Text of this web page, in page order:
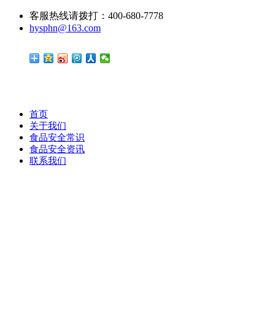
客服热线请拨打：400-680-7778
hysphn@163.com
首页
关于我们
食品安全常识
食品安全资讯
联系我们